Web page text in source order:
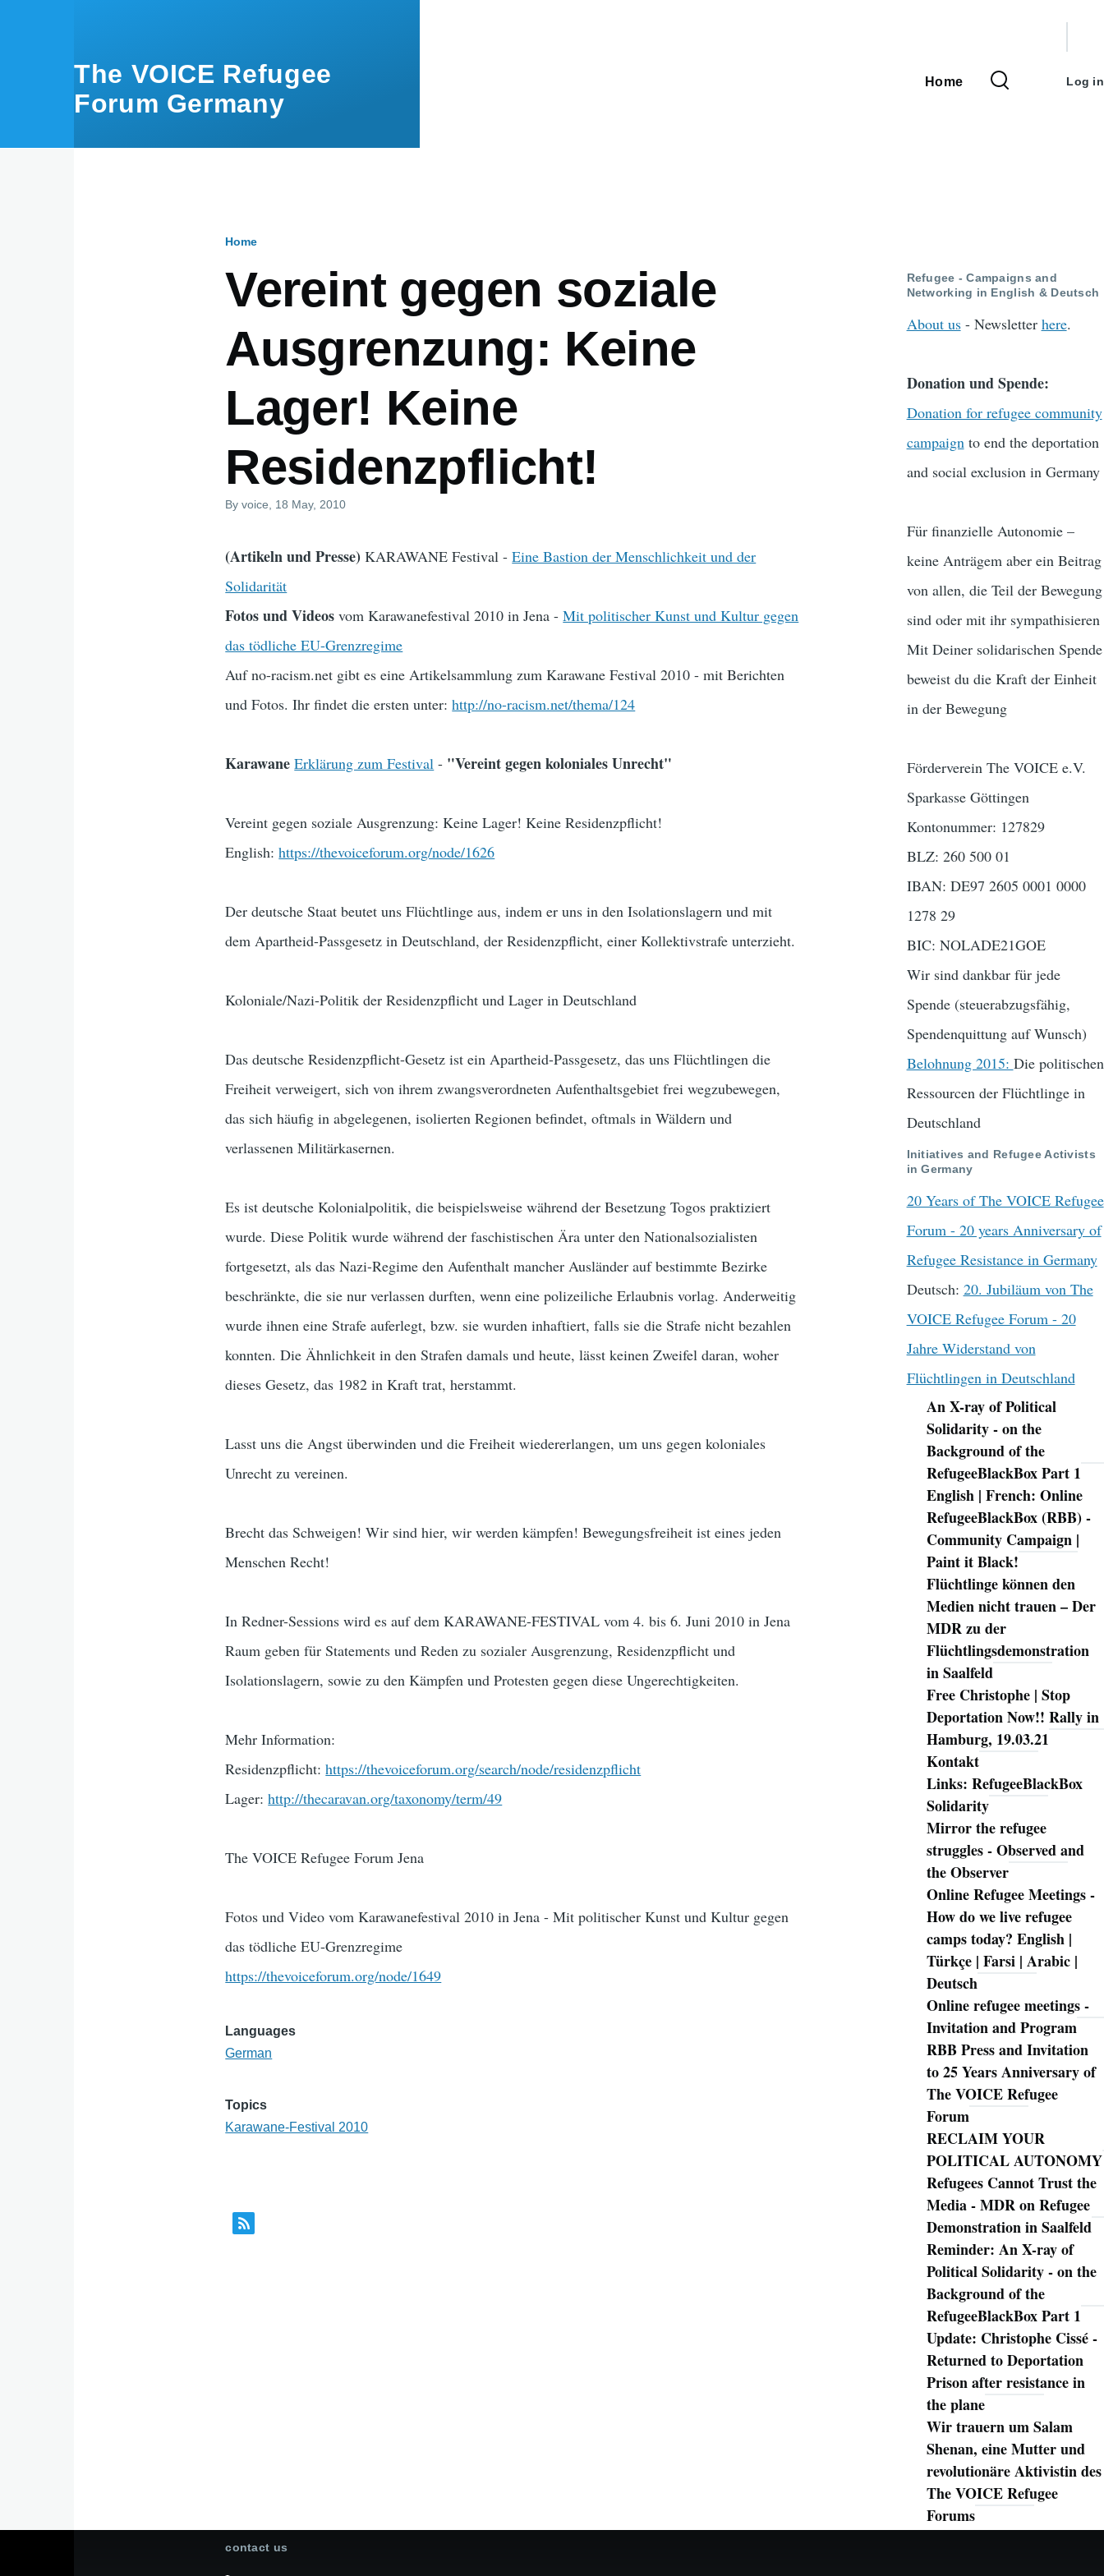
The VOICE Refugee
Forum Germany
Main
Home
menu
Log in
Home
Vereint gegen soziale
Ausgrenzung: Keine
Lager! Keine
Residenzpflicht!
Byvoice , 18 May, 2010
(Artikeln und Presse) KARAWANE Festival -Eine Bastion der Menschlichkeit und der
Solidarität
Fotos und Videos vom Karawanefestival 2010 in Jena -Mit politischer Kunst und Kultur gegen
das tödliche EU-Grenzregime
Auf no-racism.net gibt es eine Artikelsammlung zum Karawane Festival 2010 - mit Berichten
und Fotos. Ihr findet die ersten unter:http://no-racism.net/thema/124
Karawane Erklärung zum Festival - "Vereint gegen koloniales Unrecht"
Vereint gegen soziale Ausgrenzung: Keine Lager! Keine Residenzpflicht!
English:https://thevoiceforum.org/node/1626
Der deutsche Staat beutet uns Flüchtlinge aus, indem er uns in den Isolationslagern und mit
dem Apartheid-Passgesetz in Deutschland, der Residenzpflicht, einer Kollektivstrafe unterzieht.
Koloniale/Nazi-Politik der Residenzpflicht und Lager in Deutschland
Das deutsche Residenzpflicht-Gesetz ist ein Apartheid-Passgesetz, das uns Flüchtlingen die
Freiheit verweigert, sich von ihrem zwangsverordneten Aufenthaltsgebiet frei wegzubewegen,
das sich häufig in abgelegenen, isolierten Regionen befindet, oftmals in Wäldern und
verlassenen Militärkasernen.
Es ist deutsche Kolonialpolitik, die beispielsweise während der Besetzung Togos praktiziert
wurde. Diese Politik wurde während der faschistischen Ära unter den Nationalsozialisten
fortgesetzt, als das Nazi-Regime den Aufenthalt mancher Ausländer auf bestimmte Bezirke
beschränkte, die sie nur verlassen durften, wenn eine polizeiliche Erlaubnis vorlag. Anderweitig
wurde ihnen eine Strafe auferlegt, bzw. sie wurden inhaftiert, falls sie die Strafe nicht bezahlen
konnten. Die Ähnlichkeit in den Strafen damals und heute, lässt keinen Zweifel daran, woher
dieses Gesetz, das 1982 in Kraft trat, herstammt.
Lasst uns die Angst überwinden und die Freiheit wiedererlangen, um uns gegen koloniales
Unrecht zu vereinen.
Brecht das Schweigen! Wir sind hier, wir werden kämpfen! Bewegungsfreiheit ist eines jeden
Menschen Recht!
In Redner-Sessions wird es auf dem KARAWANE-FESTIVAL vom 4. bis 6. Juni 2010 in Jena
Raum geben für Statements und Reden zu sozialer Ausgrenzung, Residenzpflicht und
Isolationslagern, sowie zu den Kämpfen und Protesten gegen diese Ungerechtigkeiten.
Mehr Information:
Residenzpflicht:https://thevoiceforum.org/search/node/residenzpflicht
Lager:http://thecaravan.org/taxonomy/term/49
The VOICE Refugee Forum Jena
Fotos und Video vom Karawanefestival 2010 in Jena - Mit politischer Kunst und Kultur gegen
das tödliche EU-Grenzregime
https://thevoiceforum.org/node/1649
Languages
German
Topics
Karawane-Festival 2010
Refugee - Campaigns and
Networking in English & Deutsch
About us- Newsletter here.
Donation und Spende:
Donation for refugee community
campaignto end the deportation
and social exclusion in Germany
Für finanzielle Autonomie –
keine Anträgem aber ein Beitrag
von allen, die Teil der Bewegung
sind oder mit ihr sympathisieren
Mit Deiner solidarischen Spende
beweist du die Kraft der Einheit
in der Bewegung
Förderverein The VOICE e.V.
Sparkasse Göttingen
Kontonummer: 127829
BLZ: 260 500 01
IBAN: DE97 2605 0001 0000
1278 29
BIC: NOLADE21GOE
Wir sind dankbar für jede
Spende (steuerabzugsfähig,
Spendenquittung auf Wunsch)
Belohnung 2015: Die politischen
Ressourcen der Flüchtlinge in
Deutschland
Initiatives and Refugee Activists
in Germany
20 Years of The VOICE Refugee
Forum - 20 years Anniversary of
Refugee Resistance in Germany
Deutsch: 20. Jubiläum von The
VOICE Refugee Forum - 20
Jahre Widerstand von
Flüchtlingen in Deutschland
Navigation
An X-ray of Political
Solidarity - on the
Background of the
RefugeeBlackBox Part 1
English | French: Online
RefugeeBlackBox (RBB) -
Community Campaign |
Paint it Black!
Flüchtlinge können den
Medien nicht trauen – Der
MDR zu der
Flüchtlingsdemonstration
in Saalfeld
Free Christophe | Stop
Deportation Now!! Rally in
Hamburg, 19.03.21
Kontakt
Links: RefugeeBlackBox
Solidarity
Mirror the refugee
struggles - Observed and
the Observer
Online Refugee Meetings -
How do we live refugee
camps today? English |
Türkçe | Farsi | Arabic |
Deutsch
Online refugee meetings -
Invitation and Program
RBB Press and Invitation
to 25 Years Anniversary of
The VOICE Refugee
Forum
RECLAIM YOUR
POLITICAL AUTONOMY
Refugees Cannot Trust the
Media - MDR on Refugee
Demonstration in Saalfeld
Reminder: An X-ray of
Political Solidarity - on the
Background of the
RefugeeBlackBox Part 1
Update: Christophe Cissé -
Returned to Deportation
Prison after resistance in
the plane
Wir trauern um Salam
Shenan, eine Mutter und
revolutionäre Aktivistin des
The VOICE Refugee
Forums
contact us